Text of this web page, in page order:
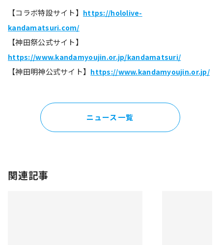
【コラボ特設サイト】 https://hololive-
kandamatsuri.com/
【神田祭公式サイト】
https://www.kandamyoujin.or.jp/kandamatsuri/
【神田明神公式サイト】 https://www.kandamyoujin.or.jp/
ニュース一覧
関連記事